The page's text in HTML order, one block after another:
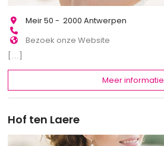
Meir 50 - 2000 Antwerpen
Bezoek onze Website
[...]
Meer informatie
Hof ten Laere